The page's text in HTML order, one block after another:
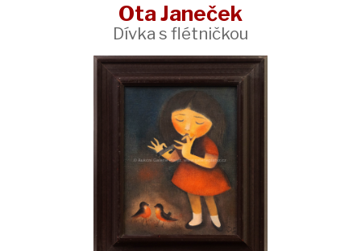
Ota Janeček
Dívka s flétničkou